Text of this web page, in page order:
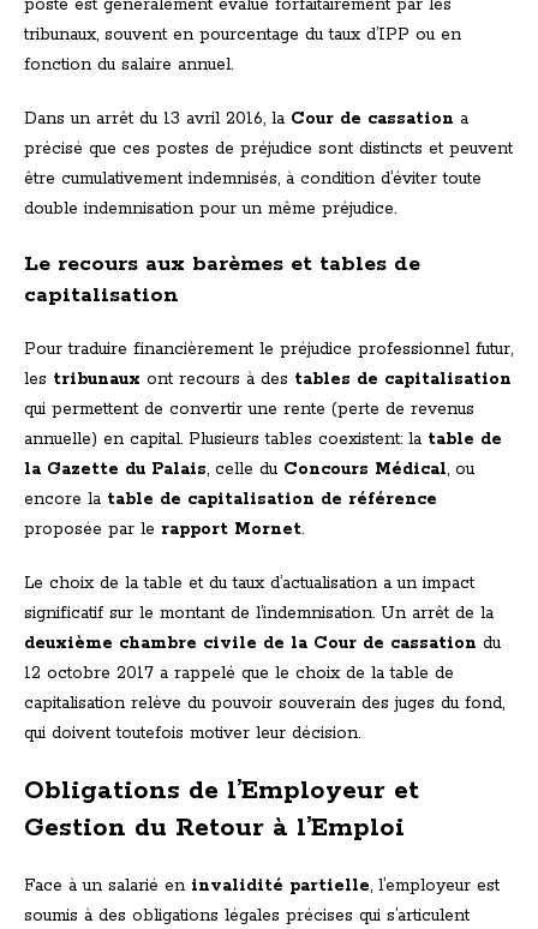
poste est généralement évalué forfaitairement par les
tribunaux, souvent en pourcentage du taux d’IPP ou en
fonction du salaire annuel.
Dans un arrêt du 13 avril 2016, la Cour de cassation a
précisé que ces postes de préjudice sont distincts et peuvent
être cumulativement indemnisés, à condition d’éviter toute
double indemnisation pour un même préjudice.
Le recours aux barèmes et tables de
capitalisation
Pour traduire financièrement le préjudice professionnel futur,
les tribunaux ont recours à des tables de capitalisation
qui permettent de convertir une rente (perte de revenus
annuelle) en capital. Plusieurs tables coexistent: la table de
la Gazette du Palais, celle du Concours Médical, ou
encore la table de capitalisation de référence
proposée par le rapport Mornet.
Le choix de la table et du taux d’actualisation a un impact
significatif sur le montant de l’indemnisation. Un arrêt de la
deuxième chambre civile de la Cour de cassation du
12 octobre 2017 a rappelé que le choix de la table de
capitalisation relève du pouvoir souverain des juges du fond,
qui doivent toutefois motiver leur décision.
Obligations de l’Employeur et
Gestion du Retour à l’Emploi
Face à un salarié en invalidité partielle, l’employeur est
soumis à des obligations légales précises qui s’articulent